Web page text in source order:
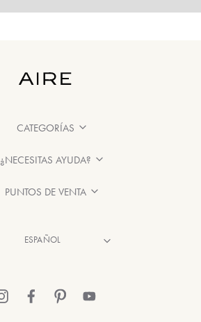
CATEGORÍAS
¿NECESITAS AYUDA?
PUNTOS DE VENTA